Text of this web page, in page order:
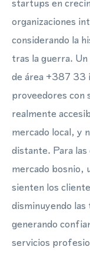
startups en
organizaciones
considerando la
tras la guerra.
de área +387 33
proveedores con
realmente
mercado local, y
distante. Para
mercado bosnio,
sienten los
disminuyendo las
generando
servicios